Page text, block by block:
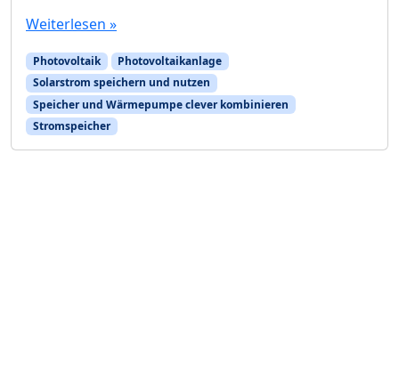
Weiterlesen »
Photovoltaik
Photovoltaikanlage
Solarstrom speichern und nutzen
Speicher und Wärmepumpe clever kombinieren
Stromspeicher